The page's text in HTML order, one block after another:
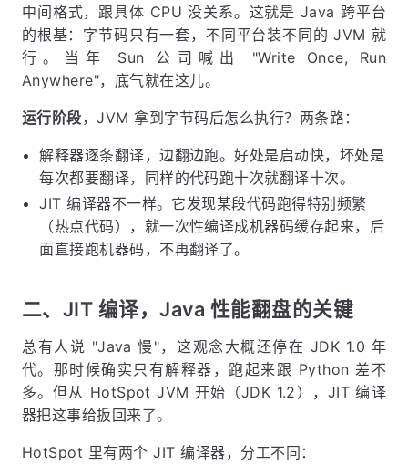
中间格式，跟具体 CPU 没关系。这就是 Java 跨平台
的根基：字节码只有一套，不同平台装不同的 JVM 就
行。当年 Sun 公司喊出 "Write Once, Run
Anywhere"，底气就在这儿。
运行阶段，JVM 拿到字节码后怎么执行？两条路：
解释器逐条翻译，边翻边跑。好处是启动快，坏处是
每次都要翻译，同样的代码跑十次就翻译十次。
JIT 编译器不一样。它发现某段代码跑得特别频繁
（热点代码），就一次性编译成机器码缓存起来，后
面直接跑机器码，不再翻译了。
二、JIT 编译，Java 性能翻盘的关键
总有人说 "Java 慢"，这观念大概还停在 JDK 1.0 年
代。那时候确实只有解释器，跑起来跟 Python 差不
多。但从 HotSpot JVM 开始（JDK 1.2），JIT 编译
器把这事给扳回来了。
HotSpot 里有两个 JIT 编译器，分工不同：